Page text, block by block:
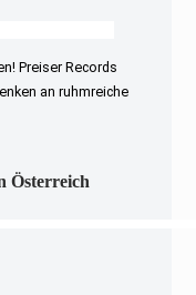
Preiser Records
an ruhmreiche
Österreich